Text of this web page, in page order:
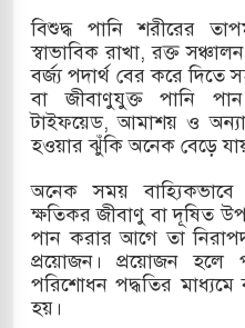
জাদুঘর নতুন বাংলাদেশের পথচলার
বিভিন্ন খাতে সৌদির বিনিয়োগের
হামলায় ছাত্রদল ও ছাত্রলীগের
পথে
বিশুদ্ধ পানি শরীরের
স্বাভাবিক রাখা, রক্ত
বর্জ্য পদার্থ বের করে
বা জীবাণুযুক্ত পানি
টাইফয়েড, আমাশয় ও
হওয়ার ঝুঁকি অনেক বেড়ে
অনেক সময় বাহ্যিকভাবে
ক্ষতিকর জীবাণু বা দূষিত
পান করার আগে তা
প্রয়োজন। প্রয়োজন হলে
পরিশোধন পদ্ধতির মাধ্যমে
হয়।